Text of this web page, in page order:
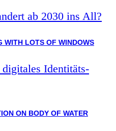
ab 2030 ins All?
Identitäts-